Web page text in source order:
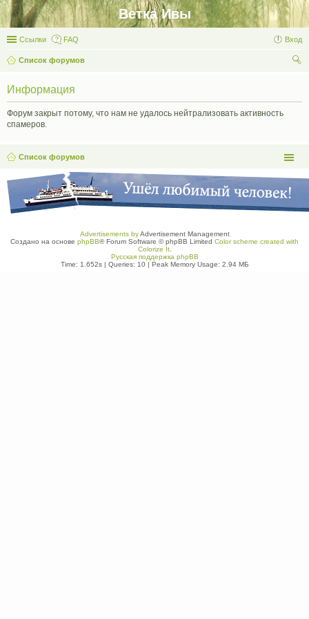
Ветка Ивы
Ссылки FAQ Вход
Список форумов
Информация
Форум закрыт потому, что нам не удалось нейтрализовать активность
спамеров.
Список форумов
Advertisements byAdvertisement Management
Создано на основе phpBB® Forum Software © phpBB Limited Color scheme created with
Colorize It.
Русская поддержка phpBB
Time: 1.652s| Queries: 10| Peak Memory Usage: 2.94 МБ